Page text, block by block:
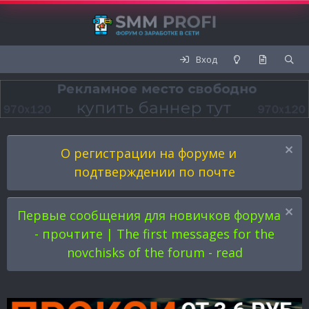
Вход
О регистрации на форуме и
подтверждении по почте
Первые сообщения для новичков форума
- прочтите | The first messages for the
novchisks of the forum - read